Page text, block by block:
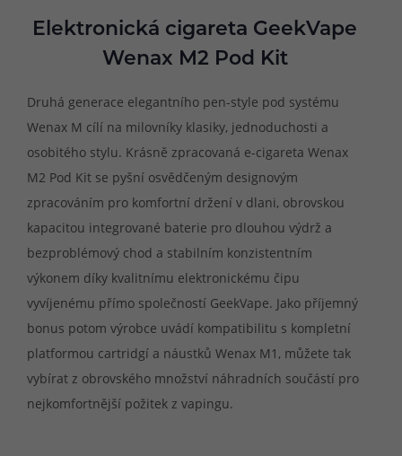
Elektronická cigareta GeekVape
Wenax M2 Pod Kit
Druhá generace elegantního pen-style pod systému
Wenax M cílí na milovníky klasiky, jednoduchosti a
osobitého stylu. Krásně zpracovaná e-cigareta Wenax
M2 Pod Kit se pyšní osvědčeným designovým
zpracováním pro komfortní držení v dlani, obrovskou
kapacitou integrované baterie pro dlouhou výdrž a
bezproblémový chod a stabilním konzistentním
výkonem díky kvalitnímu elektronickému čipu
vyvíjenému přímo společností GeekVape. Jako příjemný
bonus potom výrobce uvádí kompatibilitu s kompletní
platformou cartridgí a náustků Wenax M1, můžete tak
vybírat z obrovského množství náhradních součástí pro
nejkomfortnější požitek z vapingu.